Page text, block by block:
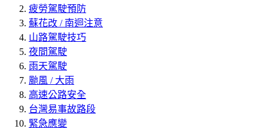
疲勞駕駛預防
蘇花改 / 南迴注意
山路駕駛技巧
夜間駕駛
雨天駕駛
颱風 / 大雨
高速公路安全
台灣易事故路段
緊急應變